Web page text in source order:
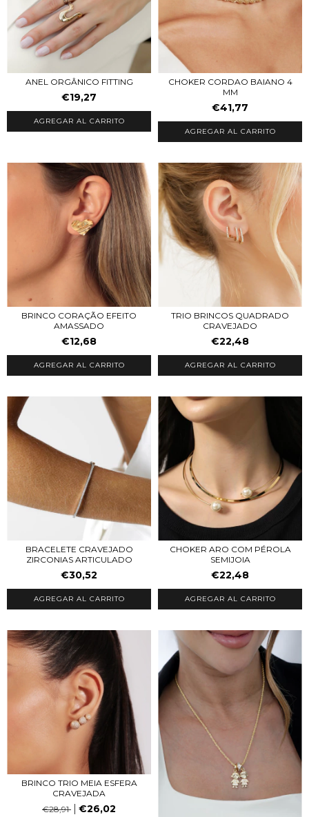
ANEL ORGÂNICO FITTING
€19,27
AGREGAR AL CARRITO
CHOKER CORDAO BAIANO 4
MM
€41,77
BRINCO CORAÇÃO EFEITO
AMASSADO
€12,68
AGREGAR AL CARRITO
TRIO BRINCOS QUADRADO
CRAVEJADO
€22,48
AGREGAR AL CARRITO
BRACELETE CRAVEJADO
ZIRCONIAS ARTICULADO
€30,52
AGREGAR AL CARRITO
CHOKER ARO COM PÉROLA
SEMIJOIA
€22,48
AGREGAR AL CARRITO
BRINCO TRIO MEIA ESFERA
CRAVEJADA
€28,91
€26,02